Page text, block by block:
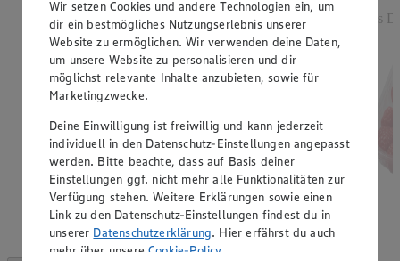
Rabatt)
versch. Kocheigenschaften, aus Norddeutschland, 2
kg, (1 kg = 1,25)
aus
Wir setzen Cookies und andere Technologien ein, um
dir ein bestmögliches Nutzungserlebnis unserer
Website zu ermöglichen. Wir verwenden deine Daten,
um unsere Website zu personalisieren und dir
möglichst relevante Inhalte anzubieten, sowie für
Marketingzwecke.
Deine Einwilligung ist freiwillig und kann jederzeit
individuell in den Datenschutz-Einstellungen angepasst
werden. Bitte beachte, dass auf Basis deiner
Einstellungen ggf. nicht mehr alle Funktionalitäten zur
Verfügung stehen. Weitere Erklärungen sowie einen
Link zu den Datenschutz-Einstellungen findest du in
unserer Datenschutzerklärung. Hier erfährst du auch
mehr über unsereCookie-Policy.